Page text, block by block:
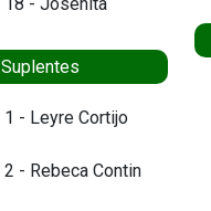
Suplentes
1 - Leyre Cortijo
2 - Rebeca Contin